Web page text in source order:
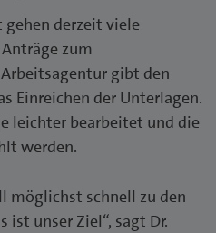
gehen derzeit viele
zum
gibt den
Einreichen der Unterlagen.
leichter bearbeitet und die
werden.
möglichst schnell zu den
ist unser Ziel“, sagt Dr.